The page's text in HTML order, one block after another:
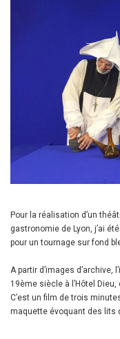
Pour la réalisation d’un
gastronomie de Lyon, j’ai
pour un tournage sur fond
A partir d’images d’archive,
19ème siècle à l’Hôtel
C’est un film de trois
maquette évoquant des lits